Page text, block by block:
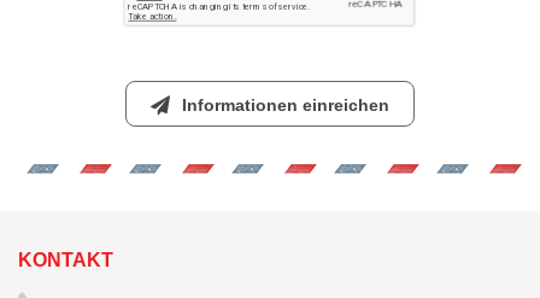
Informationen einreichen
KONTAKT